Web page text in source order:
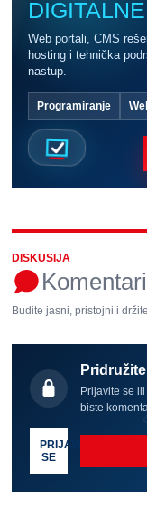
Web portali, CMS
hosting i tehnička
nastup.
Programiranje
DISKUSIJA
Komentari
Budite jasni, pristojni i
Prijavite se
biste
PRIJAVI
SE